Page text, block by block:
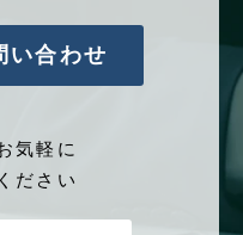
い合わせ
気軽に
ださい